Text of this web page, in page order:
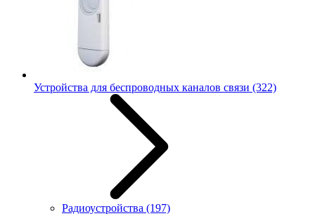
Устройства для беспроводных каналов связи (322)
Радиоустройства (197)